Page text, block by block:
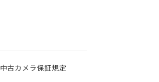
中古カメラ保証規定